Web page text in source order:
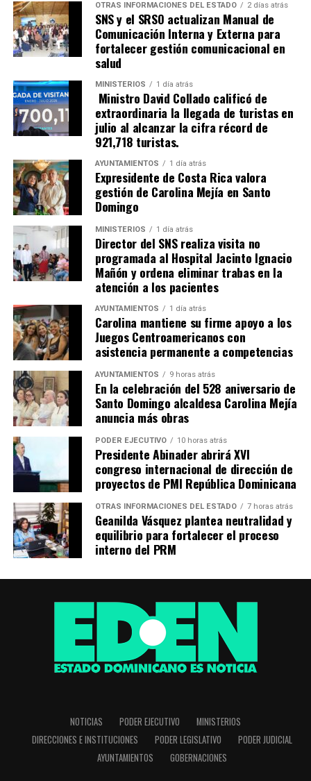
OTRAS INFORMACIONES DEL ESTADO 2 días atrás
SNS y el SRSO actualizan Manual de
Comunicación Interna y Externa para
fortalecer gestión comunicacional en
salud
MINISTERIOS 1 día atrás
Ministro David Collado calificó de
extraordinaria la llegada de turistas en
julio al alcanzar la cifra récord de
921,718 turistas.
AYUNTAMIENTOS 1 día atrás
Expresidente de Costa Rica valora
gestión de Carolina Mejía en Santo
Domingo
MINISTERIOS 1 día atrás
Director del SNS realiza visita no
programada al Hospital Jacinto Ignacio
Mañón y ordena eliminar trabas en la
atención a los pacientes
AYUNTAMIENTOS 1 día atrás
Carolina mantiene su firme apoyo a los
Juegos Centroamericanos con
asistencia permanente a competencias
AYUNTAMIENTOS 9 horas atrás
En la celebración del 528 aniversario de
Santo Domingo alcaldesa Carolina Mejía
anuncia más obras
PODER EJECUTIVO 10 horas atrás
Presidente Abinader abrirá XVI
congreso internacional de dirección de
proyectos de PMI República Dominicana
OTRAS INFORMACIONES DEL ESTADO 7 horas atrás
Geanilda Vásquez plantea neutralidad y
equilibrio para fortalecer el proceso
interno del PRM
NOTICIAS PODER EJECUTIVO
MINISTERIOS
DIRECCIONES E INSTITUCIONES
PODER LEGISLATIVO
PODER JUDICIAL
AYUNTAMIENTOS
GOBERNACIONES